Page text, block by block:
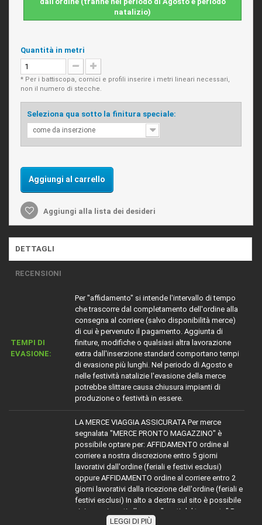
natalizio)
Quantità in metri
* Per i battiscopa, cornici e profili inserire i metri lineari necessari,
non il numero di stecche.
Seleziona qua sotto la finitura speciale:
come da inserzione
Aggiungi al carrello
Aggiungi alla lista dei desideri
DETTAGLI
RECENSIONI
TEMPI DI
EVASIONE:
Per "affidamento" si intende l'intervallo di tempo
che trascorre dal completamento dell'ordine alla
consegna al corriere (salvo disponibilità merce)
di cui è pervenuto il pagamento. Aggiunta di
finiture, modifiche o qualsiasi altra lavorazione
extra dall'inserzione standard comportano tempi
di evasione più lunghi. Nel periodo di Agosto e
nelle festività natalizie l'evasione della merce
potrebbe slittare causa chiusura impianti di
produzione o festività in essere.
LA MERCE VIAGGIA ASSICURATA Per merce
segnalata "MERCE PRONTO MAGAZZINO" è
possibile optare per: AFFIDAMENTO ordine al
corriere a nostra discrezione entro 5 giorni
lavorativi dall'ordine (feriali e festivi esclusi)
oppure AFFIDAMENTO ordine al corriere entro 2
giorni lavorativi dalla ricezione dell'ordine (feriali e
festivi esclusi) In alto a destra sul sito è possibile
visionare i costi alla voce "costi del trasporto" Per
la merce con diciture diverse da MERCE PRONTO
LEGGI DI PIÙ